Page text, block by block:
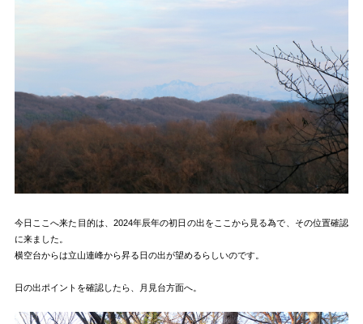
今日ここへ来た目的は、2024年辰年の初日の出をここから見る為で、その位置確認
に来ました。
横空台からは立山連峰から昇る日の出が望めるらしいのです。
日の出ポイントを確認したら、月見台方面へ。